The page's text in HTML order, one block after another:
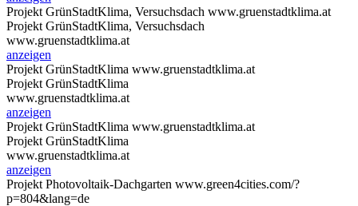
Projekt GrünStadtKlima, Versuchsdach www.gruenstadtklima.at
Projekt GrünStadtKlima, Versuchsdach
www.gruenstadtklima.at
anzeigen
Projekt GrünStadtKlima www.gruenstadtklima.at
Projekt GrünStadtKlima
www.gruenstadtklima.at
anzeigen
Projekt GrünStadtKlima www.gruenstadtklima.at
Projekt GrünStadtKlima
www.gruenstadtklima.at
anzeigen
Projekt Photovoltaik-Dachgarten www.green4cities.com/?
p=804&lang=de